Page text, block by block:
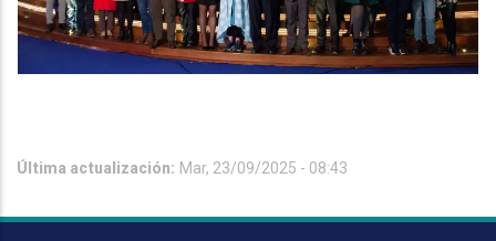
Última actualización: Mar, 23/09/2025 - 08:43